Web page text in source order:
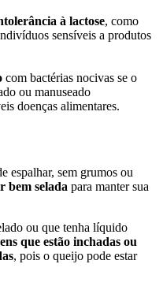
à lactose, como
sensíveis a produtos
com bactérias nocivas se o
ou manuseado
doenças alimentares.
espalhar, sem grumos ou
bem selada para manter sua
ou que tenha líquido
que estão inchadas ou
, pois o queijo pode estar